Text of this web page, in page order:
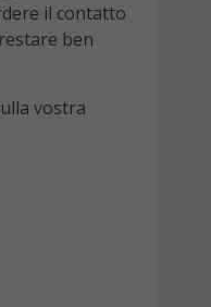
il contatto
ben
vostra